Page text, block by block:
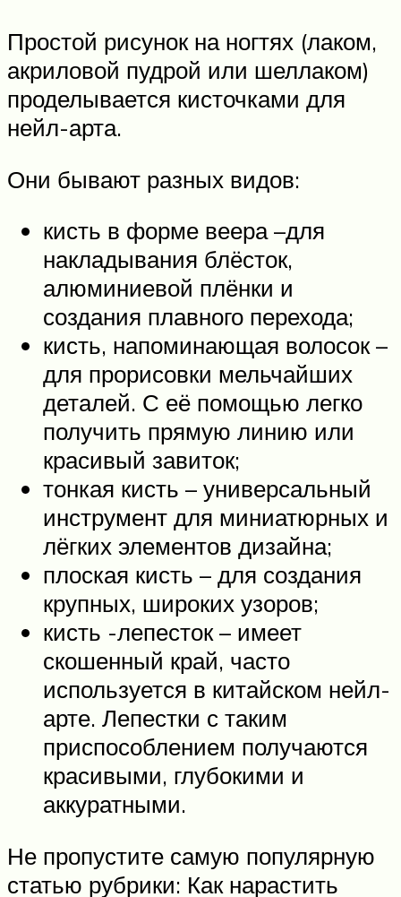
Простой рисунок на ногтях (лаком,
акриловой пудрой или шеллаком)
проделывается кисточками для
нейл-арта.
Они бывают разных видов:
кисть в форме веера –для
накладывания блёсток,
алюминиевой плёнки и
создания плавного перехода;
кисть, напоминающая волосок –
для прорисовки мельчайших
деталей. С её помощью легко
получить прямую линию или
красивый завиток;
тонкая кисть – универсальный
инструмент для миниатюрных и
лёгких элементов дизайна;
плоская кисть – для создания
крупных, широких узоров;
кисть -лепесток – имеет
скошенный край, часто
используется в китайском нейл-
арте. Лепестки с таким
приспособлением получаются
красивыми, глубокими и
аккуратными.
Не пропустите самую популярную
статью рубрики: Как нарастить